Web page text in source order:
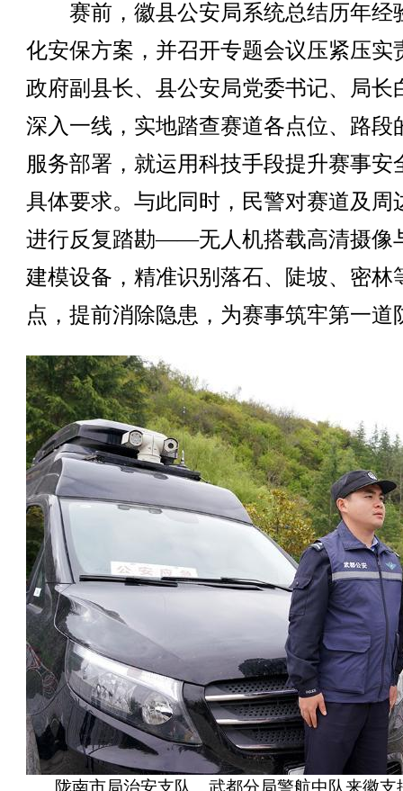
赛前，徽县公安局系统总结历年经
化安保方案，并召开专题会议压紧压实
政府副县长、县公安局党委书记、局长
深入一线，实地踏查赛道各点位、路段
服务部署，就运用科技手段提升赛事安
具体要求。与此同时，民警对赛道及周
进行反复踏勘——无人机搭载高清摄像
建模设备，精准识别落石、陡坡、密林
点，提前消除隐患，为赛事筑牢第一道
陇南市局治安支队、武都分局警航中队来徽支